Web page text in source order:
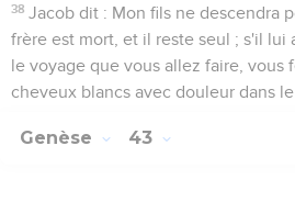
38 Jacob dit : Mon fils ne descendra
frère est mort, et il reste seul ; s'il lui
le voyage que vous allez faire, vous
cheveux blancs avec douleur dans
Genèse 43